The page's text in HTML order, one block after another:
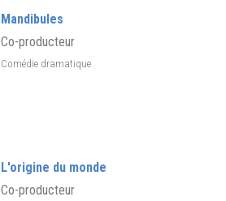
Mandibules
Co-producteur
Comédie dramatique
L'origine du monde
Co-producteur